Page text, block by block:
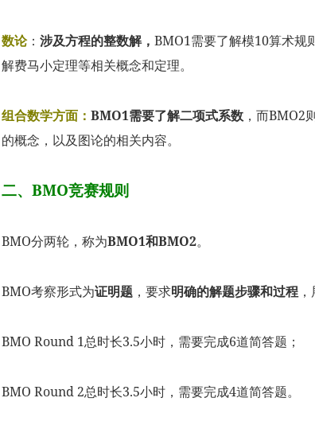
数论：涉及方程的整数解，BMO1需要了解模10算术规
解费马小定理等相关概念和定理。
组合数学方面：BMO1需要了解二项式系数 ，而BMO2
的概念，以及图论的相关内容。
二、BMO竞赛规则
BMO分两轮，称为BMO1和BMO2。
BMO考察形式为证明题 ，要求明确的解题步骤和过程
BMO Round 1总时长3.5小时，需要完成6道简答题；
BMO Round 2总时长3.5小时，需要完成4道简答题。